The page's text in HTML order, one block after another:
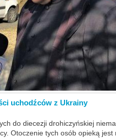
uchodźców z Ukrainy
do diecezji drohiczyńskiej
Otoczenie tych osób opieką jest